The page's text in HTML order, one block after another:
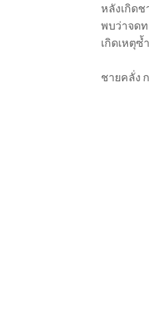
หลังเกิด
พบว่าจด
เกิดเหตุซ้ำ
ชายคลั่ง